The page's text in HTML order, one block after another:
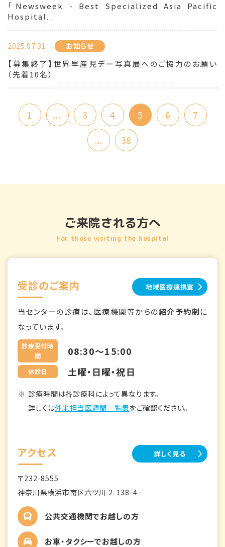
「Newsweek - Best Specialized Asia Pacific
Hospital...
2025.07.31 お知らせ
【募集終了】世界早産児デー写真展へのご協力のお願い
（先着10名）
1 ... 3 4 5 6
7
...
38
ご来院される方へ
For those visiting the hospital
受診のご案内 地域医療連携室
当センターの診療は、医療機関等からの紹介予約制に
なっています。
診療受付時
間
08:30～15:00
休診日 土曜・日曜・祝日
診療時間は各診療科によって異なります。
詳しくは外来担当医週間一覧表をご確認ください。
アクセス 詳しく見る
〒232-8555
神奈川県横浜市南区六ツ川 2-138-4
公共交通機関でお越しの方
お車・タクシーでお越しの方